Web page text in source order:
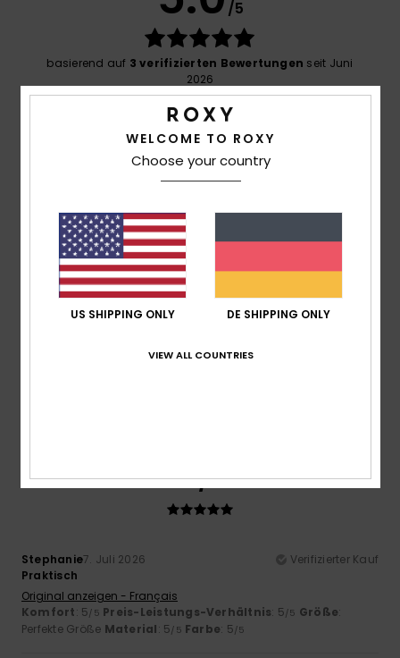
/5
basierend auf 3 verifizierten Bewertungen seit Juni
2026
33% unserer Kunden empfehlen dieses Produkt
Komfort
5.0
Preis-Leistungs-Verhältnis
Größe
Zu klein Zu groß
Farbe
5/5
Stephanie7. Juli 2026
Verifizierter Kauf
Praktisch
Original anzeigen - Français
Komfort: 5/5 Preis-Leistungs-Verhältnis: 5/5 Größe:
Perfekte Größe Material: 5/5 Farbe: 5/5
WELCOME TO ROXY
Choose your country
US SHIPPING ONLY DE SHIPPING ONLY
VIEW ALL COUNTRIES